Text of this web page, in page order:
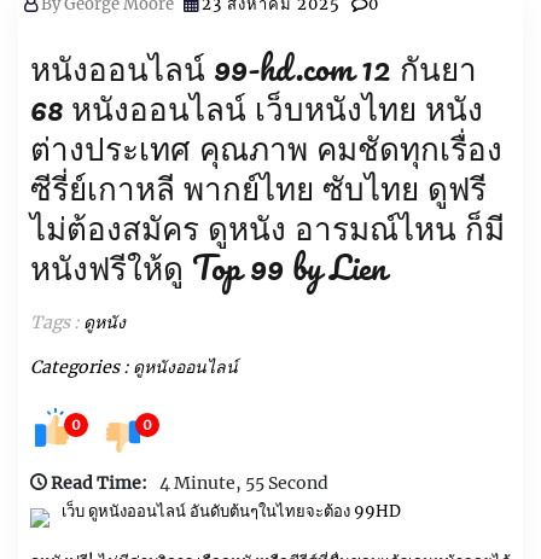
หนังออนไลน์ 99-hd.com 12 กันยา
68 หนังออนไลน์ เว็บหนังไทย หนัง
ต่างประเทศ คุณภาพ คมชัดทุกเรื่อง
ซีรี่ย์เกาหลี พากย์ไทย ซับไทย ดูฟรี
ไม่ต้องสมัคร ดูหนัง อารมณ์ไหน ก็มี
หนังฟรีให้ดู Top 99 by Lien
Tags : ดูหนัง
Categories : ดูหนังออนไลน์
0 0
Read Time: 4 Minute, 55 Second
เว็บ ดูหนังออนไลน์ อันดับต้นๆในไทยจะต้อง 99HD